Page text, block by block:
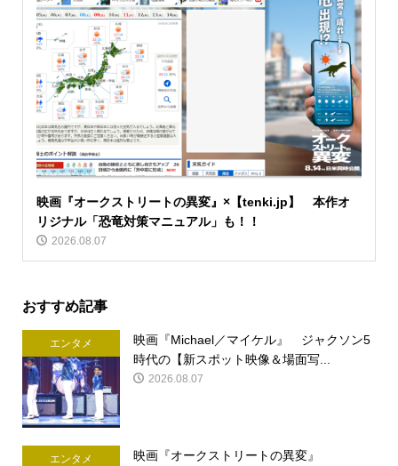
映画『オークストリートの異変』×【tenki.jp】 本作オ
リジナル「恐竜対策マニュアル」も！！
2026.08.07
おすすめ記事
エンタメ
映画『Michael／マイケル』 ジャクソン5
時代の【新スポット映像＆場面写...
2026.08.07
エンタメ
映画『オークストリートの異変』